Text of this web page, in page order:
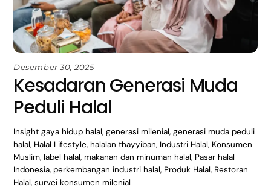
Desember 30, 2025
Kesadaran Generasi Muda
Peduli Halal
Insight gaya hidup halal,generasi milenial,generasi muda peduli
halal, Halal Lifestyle, halalan thayyiban, Industri Halal, Konsumen
Muslim, label halal, makanan dan minuman halal, Pasar halal
Indonesia, perkembangan industri halal, Produk Halal, Restoran
Halal,survei konsumen milenial